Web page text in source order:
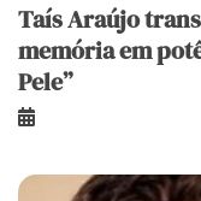
Taís Araújo
memória em
Pele”